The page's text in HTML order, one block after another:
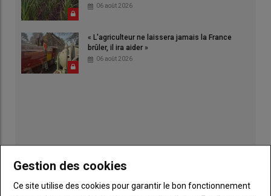
06 août 2026
« L'agriculteur ne laissera jamais la France
brûler, il ira aider »
06 août 2026
Gestion des cookies
Ce site utilise des cookies pour garantir le bon fonctionnement